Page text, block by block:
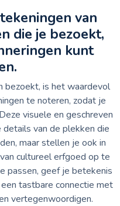
van
die je bezoekt,
kunt
bezoekt, is het waardevol
te noteren, zodat je
visuele en geschreven
van de plekken die
maar stellen je ook in
cultureel erfgoed op te
passen, geef je betekenis
tastbare connectie met
vertegenwoordigen.